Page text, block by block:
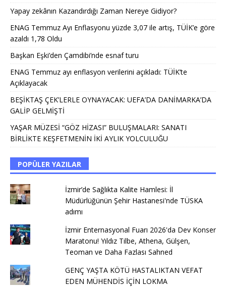
Yapay zekânın Kazandırdığı Zaman Nereye Gidiyor?
ENAG Temmuz Ayı Enflasyonu yüzde 3,07 ile artış, TÜİK’e göre
azaldı 1,78 Oldu
Başkan Eşki’den Çamdibi’nde esnaf turu
ENAG Temmuz ayı enflasyon verilerini açıkladı: TÜİK’te
Açıklayacak
BEŞİKTAŞ ÇEK’LERLE OYNAYACAK: UEFA’DA DANİMARKA’DA
GALİP GELMİŞTİ
YAŞAR MÜZESİ “GÖZ HİZASI” BULUŞMALARI: SANATI
BİRLİKTE KEŞFETMENİN İKİ AYLIK YOLCULUĞU
POPÜLER YAZILAR
İzmir’de Sağlıkta Kalite Hamlesi: İl
Müdürlüğünün Şehir Hastanesi'nde TÜSKA
adımı
İzmir Enternasyonal Fuarı 2026'da Dev Konser
Maratonu! Yıldız Tilbe, Athena, Gülşen,
Teoman ve Daha Fazlası Sahned
GENÇ YAŞTA KÖTÜ HASTALIKTAN VEFAT
EDEN MÜHENDİS İÇİN LOKMA